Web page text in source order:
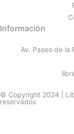
Información
Av. Paseo de la
© Copyright 2024 |
reservados